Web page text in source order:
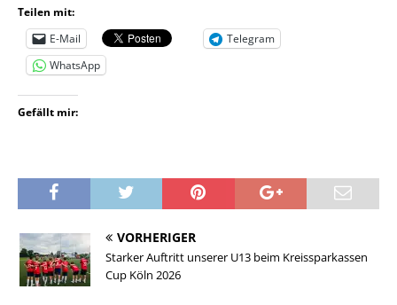
Teilen mit:
E-Mail
Telegram
WhatsApp
Gefällt mir:
VORHERIGER
Starker Auftritt unserer U13 beim Kreissparkassen
Cup Köln 2026